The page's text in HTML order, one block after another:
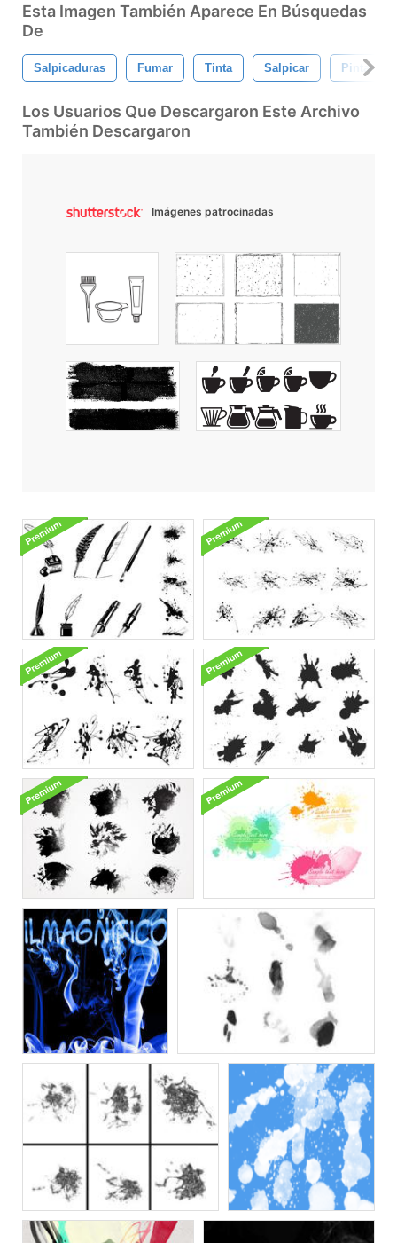
Esta Imagen También Aparece En Búsquedas
De
Salpicaduras Fumar Tinta Salpicar Pintar
Los Usuarios Que Descargaron Este Archivo
También Descargaron
Imágenes patrocinadas